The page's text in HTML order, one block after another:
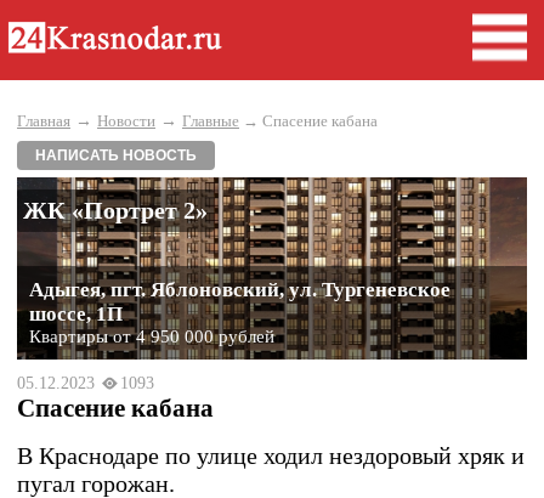
Главная → Новости → Главные → Спасение кабана
НАПИСАТЬ НОВОСТЬ
ЖК «Портрет 2»
Адыгея, пгт. Яблоновский, ул. Тургеневское
шоссе, 1П
Квартиры от 4 950 000 рублей
05.12.2023 1093
Спасение кабана
В Краснодаре по улице ходил нездоровый хряк и
пугал горожан.